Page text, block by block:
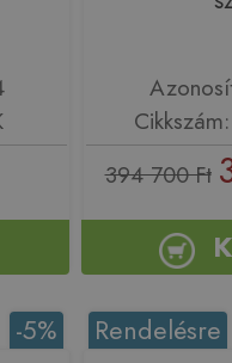
394 700 Ft
-5% Rendelésre